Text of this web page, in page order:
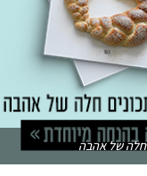
חלה של אהבה